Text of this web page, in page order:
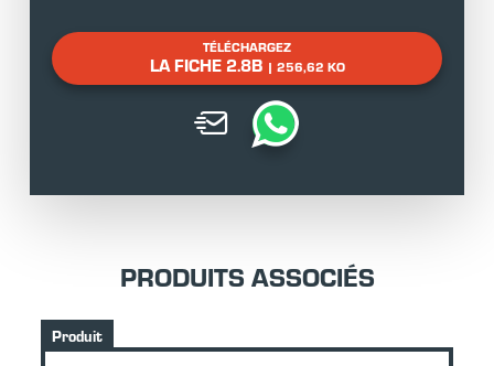
TÉLÉCHARGEZ
LA FICHE 2.8B | 256,62 KO
PRODUITS ASSOCIÉS
Produit